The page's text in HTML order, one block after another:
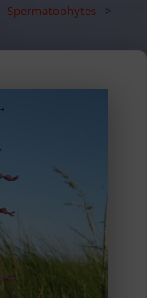
Spermatophytes
>